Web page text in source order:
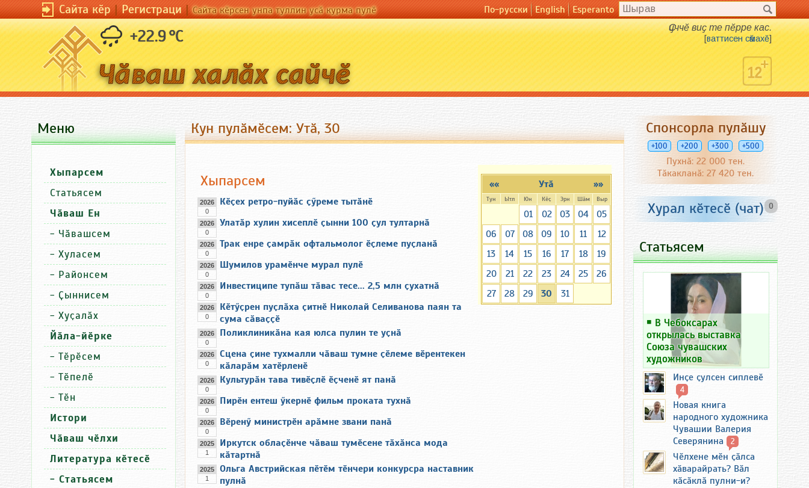
Сайта кӗр|Регистраци|Сайта кӗрсен унпа туллин усӑ курма пулӗ По-русски English Esperanto
+22.9 °C Ҫиччӗ виҫ те пӗрре кас.
[ваттисен сӑмахӗ]
Кун пулӑмӗсем: Утӑ, 30
»»
«« Утӑ
Тун Ытл Юн Кӗҫ Эрн Шӑм Выр
01 02 03 04
05
06
07 08 09 10 11
12
13
14 15 16 17 18
19
20
21 22 23 24 25
26
27
28 29 30 31
Хыпарсем
2026
0
Кӗҫех ретро-пуйӑс ҫӳреме тытӑнӗ
2026
0
Улатӑр хулин хисеплӗ ҫынни 100 ҫул тултарнӑ
2026
0
Трак енре ҫамрӑк офтальмолог ӗҫлеме пуҫланӑ
2026
0
Шумилов урамӗнче мурал пулӗ
2026
0
Инвестиципе тупӑш тӑвас тесе... 2,5 млн ҫухатнӑ
2026
0
Кӗтӳҫрен пуҫлӑха ҫитнӗ Николай Селиванова паян та
сума сӑваҫҫӗ
2026
0
Поликлиникӑна кая юлса пулин те уҫнӑ
2026
0
Сцена ҫине тухмалли чӑваш тумне ҫӗлеме вӗрентекен
кӑларӑм хатӗрленӗ
2026
0
Культурӑн тава тивӗҫлӗ ӗҫченӗ ят панӑ
2026
0
Пирӗн ентеш ӳкернӗ фильм проката тухнӑ
2026
0
Вӗренӳ министрӗн арӑмне звани панӑ
2025
1
Иркутск облаҫӗнче чӑваш тумӗсене тӑхӑнса мода
кӑтартнӑ
2025
1
Ольга Австрийская пӗтӗм тӗнчери конкурсра наставник
пулнӑ
Меню
Хыпарсем
Статьясем
Чӑваш Ен
- Чӑвашсем
- Хуласем
- Районсем
- Ҫыннисем
- Хуҫалӑх
Йӑла-йӗрке
- Тӗрӗсем
- Тӗпелӗ
- Тӗн
Истори
Чӑваш чӗлхи
Литература кӗтесӗ
- Статьясем
Спонсорла пулӑшу
+100 +200 +300 +500
Пухнӑ: 22 000 тен.
Тӑкакланӑ: 27 420 тен.
0
Хурал кӗтесӗ (чат)
Статьясем
￭ В Чебоксарах
открылась выставка
Союза чувашских
художников
Инҫе ҫулсен сиплевӗ
4
Новая книга
народного художника
Чувашии Валерия
Северянина
2
Чӗлхене мӗн ҫӑлса
хӑварайрать? Вӑл
кӑсӑклӑ пулни-и?